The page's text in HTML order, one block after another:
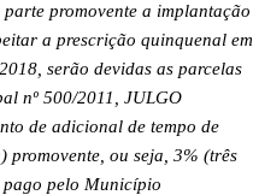
promovente a implantação
a prescrição quinquenal em
serão devidas as parcelas
nº 500/2011, JULGO
de adicional de tempo de
promovente, ou seja, 3% (três
pago pelo Município